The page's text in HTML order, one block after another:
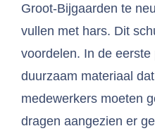
Groot-Bijgaarden te
vullen met hars. Dit
voordelen. In de eerste
duurzaam materiaal
medewerkers moeten
dragen aangezien er